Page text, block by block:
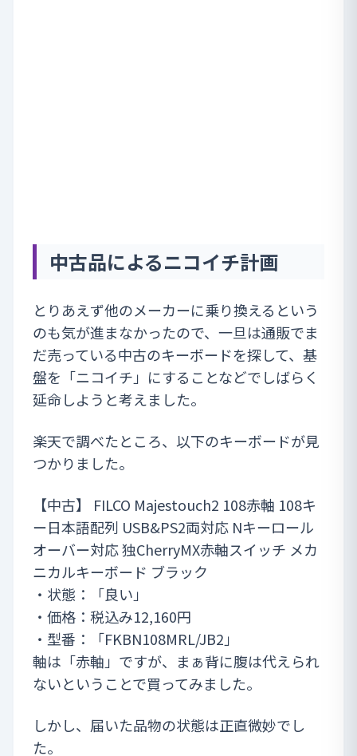
中古品によるニコイチ計画
とりあえず他のメーカーに乗り換えるという
のも気が進まなかったので、一旦は通販でま
だ売っている中古のキーボードを探して、基
盤を「ニコイチ」にすることなどでしばらく
延命しようと考えました。
楽天で調べたところ、以下のキーボードが見
つかりました。
【中古】 FILCO Majestouch2 108赤軸 108キ
ー日本語配列 USB&PS2両対応 Nキーロール
オーバー対応 独CherryMX赤軸スイッチ メカ
ニカルキーボード ブラック
・状態：「良い」
・価格：税込み12,160円
・型番：「FKBN108MRL/JB2」
軸は「赤軸」ですが、まぁ背に腹は代えられ
ないということで買ってみました。
しかし、届いた品物の状態は正直微妙でし
た。